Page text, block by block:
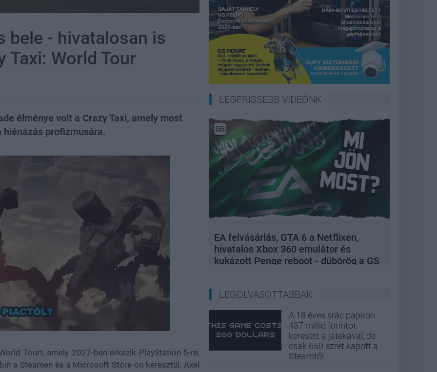
bele - hivatalosan is
Taxi: World Tour
élménye volt a Crazy Taxi, amely most
profizmusára.
Tourt, amely 2027-ben érkezik PlayStation 5-re,
a Steamen és a Microsoft Store-on keresztül. Axel
LEGFRISSEBB VIDEÓNK
EA felvásárlás, GTA 6 a Netflixen,
hivatalos Xbox 360 emulátor és
kukázott Penge reboot - dübörög a GS
LEGOLVASOTTABBAK
A 18 éves srác papíron
437 millió forintot
keresett a játékával, de
csak 650 ezret kapott a
Steamtől